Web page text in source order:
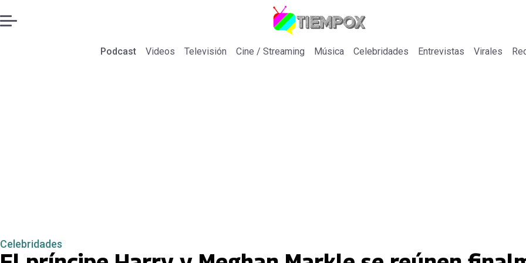
Podcast Videos Televisión Cine / Streaming Música Celebridades Entrevistas Virales
Celebridades